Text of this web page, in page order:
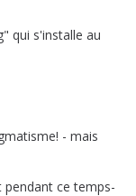
" qui s'installe au
! - mais
pendant ce temps-